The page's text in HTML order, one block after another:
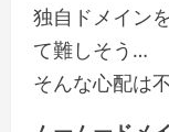
独自ドメイン
て難しそう…
そんな心配は